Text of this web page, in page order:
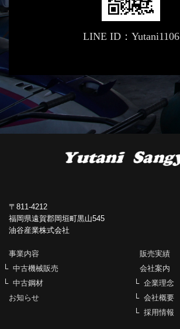
LINE ID：Yutani1106
〒811-4212
福岡県遠賀郡岡垣町黒山545
油谷産業株式会社
事業内容
中古機械販売
中古鋼材
お知らせ
販売実績
会社案内
企業理念
会社概要
採用情報